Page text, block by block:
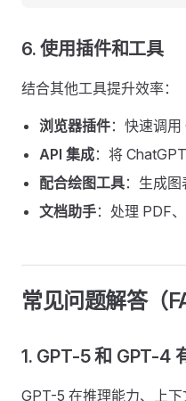
6. 使用插件和工具
结合其他工具提升效率：
浏览器插件：快速调
API 集成：将
配合绘图工具：生成
文档助手：处理 PDF
常见问题解答（
1. GPT-5 和 GPT-4
GPT-5 在推理能力、上